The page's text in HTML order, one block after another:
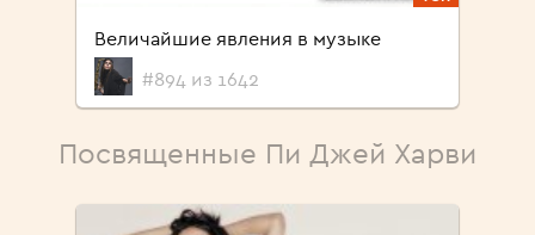
Величайшие явления в музыке
#894 из 1642
Посвященные Пи Джей Харви